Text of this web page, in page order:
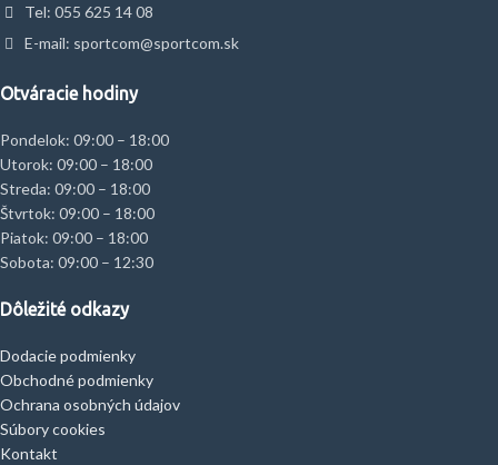
Tel: 055 625 14 08
E-mail: sportcom@sportcom.sk
Otváracie hodiny
Pondelok: 09:00 – 18:00
Utorok: 09:00 – 18:00
Streda: 09:00 – 18:00
Štvrtok: 09:00 – 18:00
Piatok: 09:00 – 18:00
Sobota: 09:00 – 12:30
Dôležité odkazy
Dodacie podmienky
Obchodné podmienky
Ochrana osobných údajov
Súbory cookies
Kontakt